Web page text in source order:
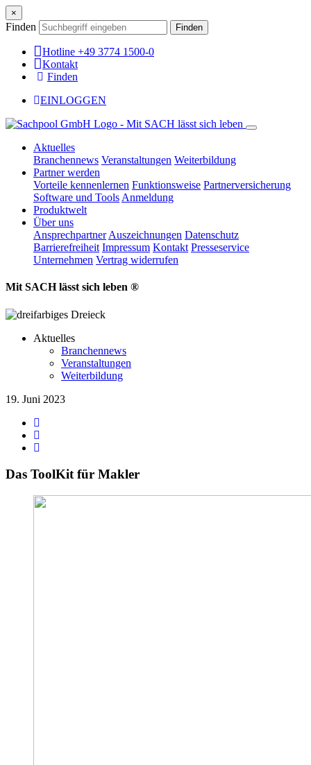
×
Finden Finden
Hotline +49 3774 1500-0
Kontakt
Finden
EINLOGGEN
Aktuelles
Branchennews Veranstaltungen Weiterbildung
Partner werden
Vorteile kennenlernen Funktionsweise Partnerversicherung
Software und Tools Anmeldung
Produktwelt
Über uns
Ansprechpartner Auszeichnungen Datenschutz
Barrierefreiheit Impressum Kontakt Presseservice
Unternehmen Vertrag widerrufen
Mit SACH lässt sich leben ®
Aktuelles
Branchennews
Veranstaltungen
Weiterbildung
19. Juni 2023
Das ToolKit für Makler